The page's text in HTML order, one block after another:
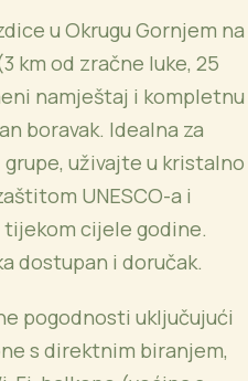
u Okrugu Gornjem na
km od zračne luke, 25
namještaj i kompletnu
boravak. Idealna za
uživajte u kristalno
UNESCO-a i
cijele godine.
dostupan i doručak.
pogodnosti uključujući
s direktnim biranjem,